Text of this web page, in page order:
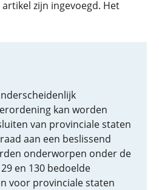
zijn ingevoegd. Het
kan worden
van provinciale staten
aan een beslissend
onderworpen onder de
en 130 bedoelde
voor provinciale staten